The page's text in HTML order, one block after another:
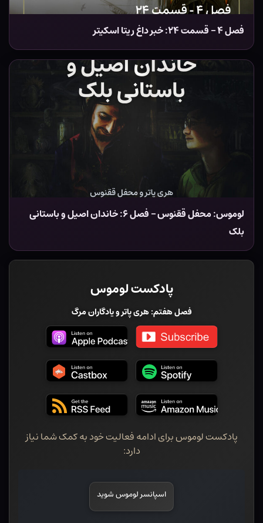
فصل ۴ – قسمت ۲۴: خبر داغ ریتا اسکیتر
لوموس: محفل ققنوس – فصل ۶: خاندان اصیل و باستانی
بلک
پادکست لوموس
فصل هفتم: هری پاتر و یادگاران مرگ
پادکست لوموس برای ادامه فعالیت خود به کمک شما نیاز
دارد:
اسپانسر لوموس شوید